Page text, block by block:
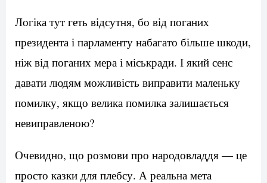
Логіка тут геть відсутня, бо від поганих
президента і парламенту набагато більше шкоди,
ніж від поганих мера і міськради. І який сенс
давати людям можливість виправити маленьку
помилку, якщо велика помилка залишається
невиправленою?
Очевидно, що розмови про народовладдя — це
просто казки для плебсу. А реальна мета